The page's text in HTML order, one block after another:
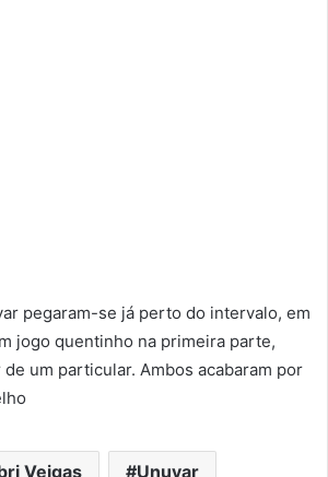
pegaram-se já perto do intervalo, em
jogo quentinho na primeira parte,
um particular. Ambos acabaram por
Veigas Unuvar